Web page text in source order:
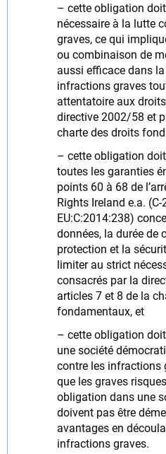
– cette obligation
nécessaire à la lutte
graves, ce qui
ou combinaison de
aussi efficace dans
infractions graves
attentatoire aux
directive 2002/58 et
charte des droits
– cette obligation
toutes les garanties
points 60 à 68 de
Rights Ireland e.a.
EU:C:2014:238)
données, la durée de
protection et la
limiter au strict
consacrés par la
articles 7 et 8 de la
fondamentaux, et
– cette obligation
une société
contre les infractions
que les graves
obligation dans une
doivent pas être
avantages en
infractions graves.